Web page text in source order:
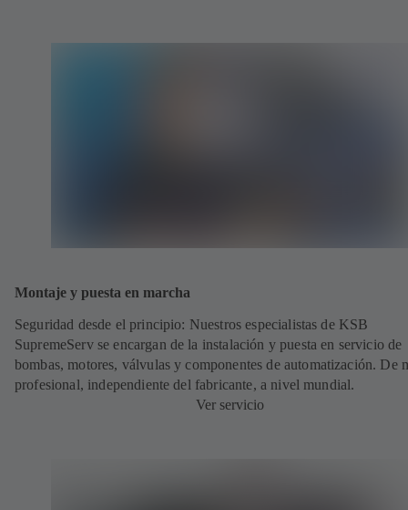
Montaje y puesta en marcha
Seguridad desde el principio: Nuestros especialistas de KSB
SupremeServ se encargan de la instalación y puesta en servicio de
bombas, motores, válvulas y componentes de automatización. De
profesional, independiente del fabricante, a nivel mundial.
Ver servicio